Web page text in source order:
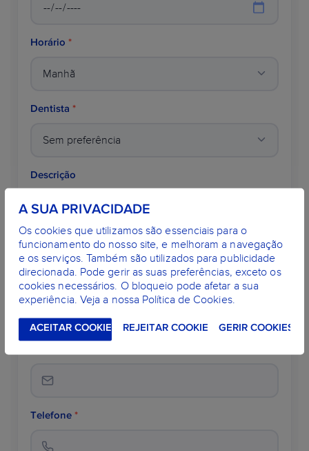
Horário *
Dentista *
Descrição
Nome*
Telefone *
A SUA PRIVACIDADE
Os cookies que utilizamos são essenciais para o
funcionamento do nosso site, e melhoram a navegação
e os serviços. Também são utilizados para publicidade
direcionada. Pode gerir as suas preferências, exceto os
cookies necessários. O bloqueio pode afetar a sua
experiência. Veja a nossa Política de Cookies.
ACEITAR COOKIES REJEITAR COOKIES GERIR COOKIES